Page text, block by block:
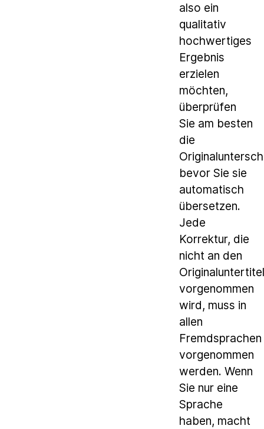
also ein
qualitativ
hochwertiges
Ergebnis
erzielen
möchten,
überprüfen
Sie am besten
die
bevor Sie sie
automatisch
übersetzen.
Jede
Korrektur, die
nicht an den
vorgenommen
wird, muss in
allen
Fremdsprachen
vorgenommen
werden. Wenn
Sie nur eine
Sprache
haben, macht